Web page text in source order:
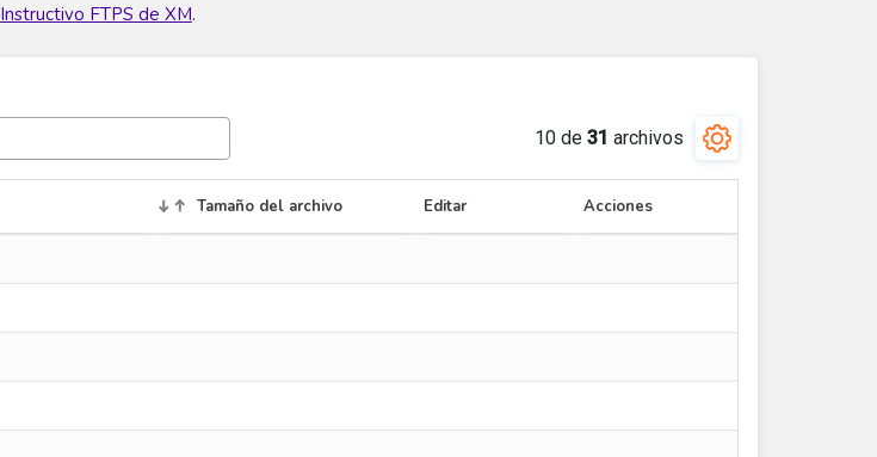
Instructivo FTPS de XM.